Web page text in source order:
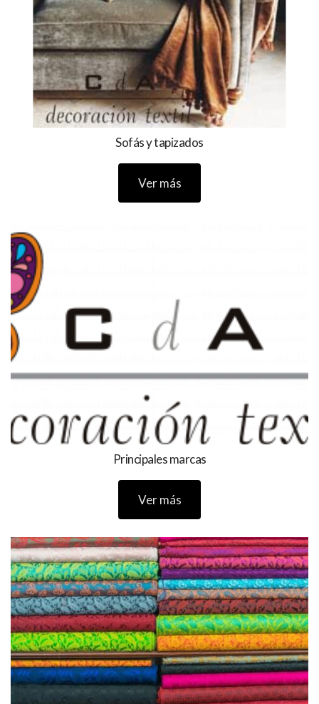
Sofás y tapizados
Ver más
Principales marcas
Ver más